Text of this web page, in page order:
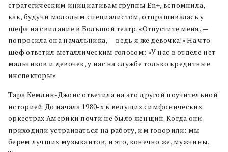
стратегическим инициативам группы En+, вспомнила,
как, будучи молодым специалистом, отпрашивалась у
шефа на свидание в Большой театр. «Отпустите меня, —
попросила она начальника, — ведь я же девочка!» На что
шеф ответил металлическим голосом: «У нас в отделе нет
мальчиков и девочек, у нас на службе только кредитные
инспекторы».
Тара Кемлин-Джонс ответила на это другой поучительной
историей. До начала 1980-х в ведущих симфонических
оркестрах Америки почти не было женщин. Когда они
приходили устраиваться на работу, им говорили: мы
берем лучших музыкантов, и это, конечно же, мужчины.